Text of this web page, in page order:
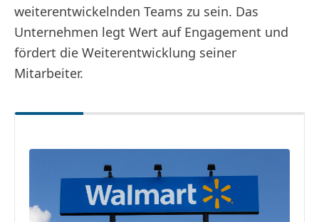
weiterentwickelnden Teams zu sein. Das
Unternehmen legt Wert auf Engagement und
fördert die Weiterentwicklung seiner
Mitarbeiter.